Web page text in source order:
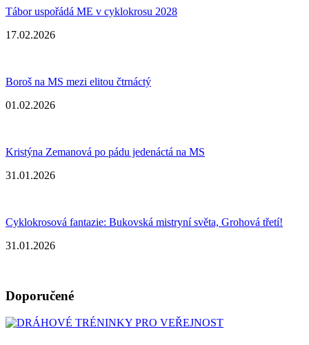
Tábor uspořádá ME v cyklokrosu 2028
17.02.2026
Boroš na MS mezi elitou čtrnáctý
01.02.2026
Kristýna Zemanová po pádu jedenáctá na MS
31.01.2026
Cyklokrosová fantazie: Bukovská mistryní světa, Grohová třetí!
31.01.2026
Doporučené